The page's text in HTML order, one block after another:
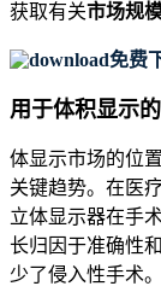
获取有关市场规
免费
用于体积显示
体显示市场的位
关键趋势。在医
立体显示器在手
长归因于准确性
少了侵入性手术